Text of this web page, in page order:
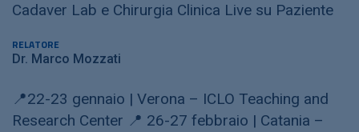
Cadaver Lab e Chirurgia Clinica Live su Paziente
RELATORE
Dr. Marco Mozzati
📍22-23 gennaio | Verona – ICLO Teaching and
Research Center 📍 26-27 febbraio | Catania –